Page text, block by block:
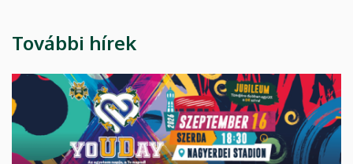
További hírek